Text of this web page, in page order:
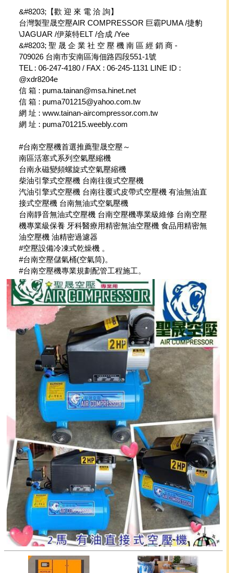
&#8203;【歡 迎 來 電 洽 詢】
台灣製聖晟空壓AIR COMPRESSOR 巨霸PUMA /捷豹
\JAGUAR /伊萊特ELT /合成 /Yee
&#8203; 聖 晟 企 業 社 空 壓 機 南 區 經 銷 商 -
709026 台南市安南區海佃路四段551-1號
TEL : 06-247-4180 / FAX : 06-245-1131 LINE ID :
@xdr8204e
信 箱 : puma.tainan@msa.hinet.net
信 箱 : puma701215@yahoo.com.tw
網 址 : www.tainan-aircompressor.com.tw
網 址 : puma701215.weebly.com
#台南空壓機首選推薦聖晟空壓～
南區活塞式系列空氣壓縮機
台南永磁變頻螺旋式空氣壓縮機
柴油引擎式空壓機 台南往復式空壓機
汽油引擎式空壓機 台南往覆式皮帶式空壓機 有油無油直
接式空壓機 台南無油式空氣壓機
台南靜音無油式空壓機 台南空壓機專業級維修 台南空壓
機專業級保養 牙科醫療用精密無油空壓機 食品用精密無
油空壓機 油精密過濾器
#空壓設備冷凍式乾燥機 。
#台南空壓儲氣桶(空氣筒)。
#台南空壓機專業規劃配管工程施工。